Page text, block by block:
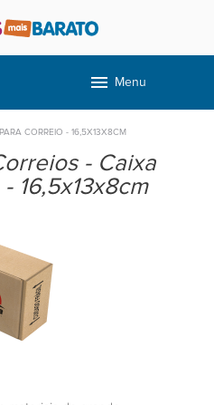
menu Menu
CORREIO - 16,5X13X8CM
- Caixa
16,5x13x8cm